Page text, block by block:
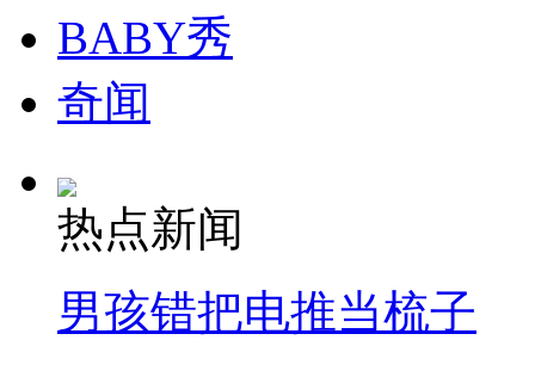
纽约上演“枕头大战”
BABY秀
奇闻
热点新闻
男孩错把电推当梳子